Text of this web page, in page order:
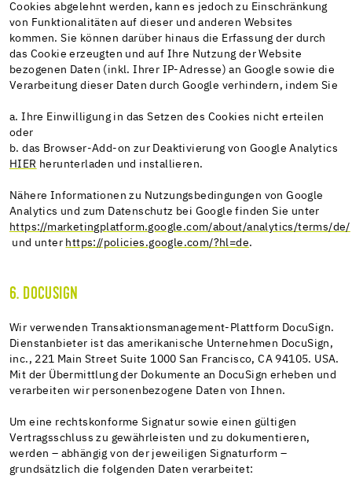
Cookies abgelehnt werden, kann es jedoch zu Einschränkung
von Funktionalitäten auf dieser und anderen Websites
kommen. Sie können darüber hinaus die Erfassung der durch
das Cookie erzeugten und auf Ihre Nutzung der Website
bezogenen Daten (inkl. Ihrer IP-Adresse) an Google sowie die
Verarbeitung dieser Daten durch Google verhindern, indem Sie
a. Ihre Einwilligung in das Setzen des Cookies nicht erteilen
oder
b. das Browser-Add-on zur Deaktivierung von Google Analytics
HIER herunterladen und installieren.
Nähere Informationen zu Nutzungsbedingungen von Google
Analytics und zum Datenschutz bei Google finden Sie unter
https://marketingplatform.google.com/about/analytics/terms/de/
und unter https://policies.google.com/?hl=de.
6. DOCUSIGN
Wir verwenden Transaktionsmanagement-Plattform DocuSign.
Dienstanbieter ist das amerikanische Unternehmen DocuSign,
inc., 221 Main Street Suite 1000 San Francisco, CA 94105. USA.
Mit der Übermittlung der Dokumente an DocuSign erheben und
verarbeiten wir personenbezogene Daten von Ihnen.
Um eine rechtskonforme Signatur sowie einen gültigen
Vertragsschluss zu gewährleisten und zu dokumentieren,
werden – abhängig von der jeweiligen Signaturform –
grundsätzlich die folgenden Daten verarbeitet: